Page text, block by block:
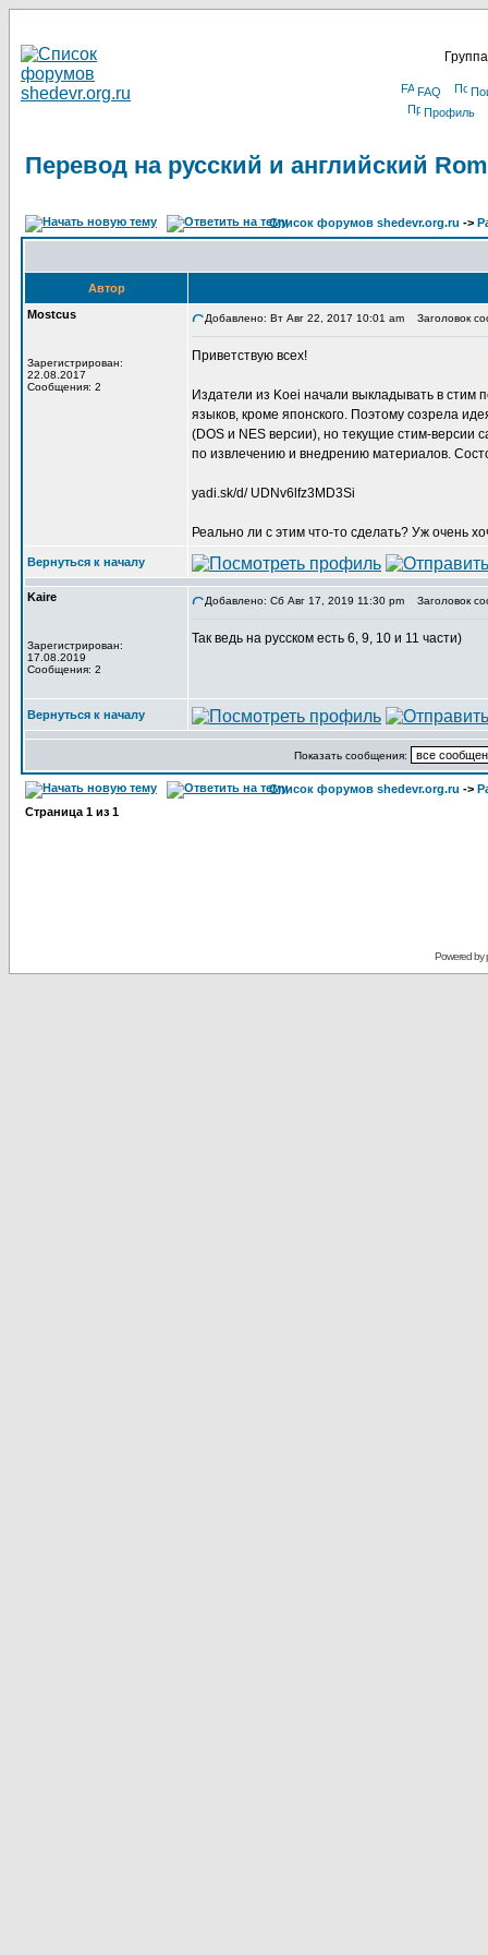
FAQ
Профиль
Перевод на русский и английский
Список форумов shedevr.org.ru ->
Автор
Mostcus
Зарегистрирован:
22.08.2017
Сообщения: 2
Добавлено: Вт Авг 22, 2017 10:01 am Заголовок
Приветствую всех!
Издатели из Koei начали выкладывать в стим
языков, кроме японского. Поэтому созрела
(DOS и NES версии), но текущие стим-версии
по извлечению и внедрению материалов.
yadi.sk/d/ UDNv6lfz3MD3Si
Реально ли с этим что-то сделать? Уж очень
Вернуться к началу
Kaire
Зарегистрирован:
17.08.2019
Сообщения: 2
Добавлено: Сб Авг 17, 2019 11:30 pm Заголовок
Так ведь на русском есть 6, 9, 10 и 11 части)
Вернуться к началу
Показать сообщения:
Список форумов shedevr.org.ru ->
Страница 1 из 1
Powered by